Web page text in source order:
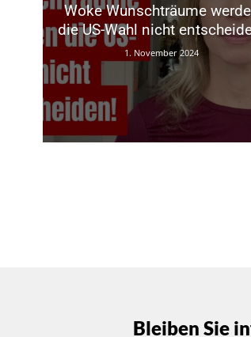
Woke Wunschträume
die US-Wahl nicht
1. November 2024
Bleiben Sie